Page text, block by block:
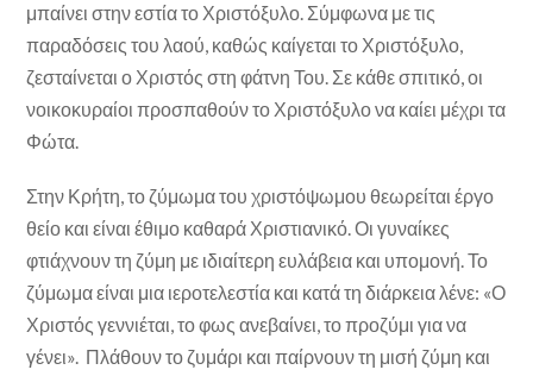
μπαίνει στην εστία το Χριστόξυλο. Σύμφωνα με τις
παραδόσεις του λαού, καθώς καίγεται το Χριστόξυλο,
ζεσταίνεται ο Χριστός στη φάτνη Του. Σε κάθε σπιτικό, οι
νοικοκυραίοι προσπαθούν το Χριστόξυλο να καίει μέχρι τα
Φώτα.
Στην Κρήτη, το ζύμωμα του χριστόψωμου θεωρείται έργο
θείο και είναι έθιμο καθαρά Χριστιανικό. Οι γυναίκες
φτιάχνουν τη ζύμη με ιδιαίτερη ευλάβεια και υπομονή. Το
ζύμωμα είναι μια ιεροτελεστία και κατά τη διάρκεια λένε: «Ο
Χριστός γεννιέται, το φως ανεβαίνει, το προζύμι για να
γένει». Πλάθουν το ζυμάρι και παίρνουν τη μισή ζύμη και